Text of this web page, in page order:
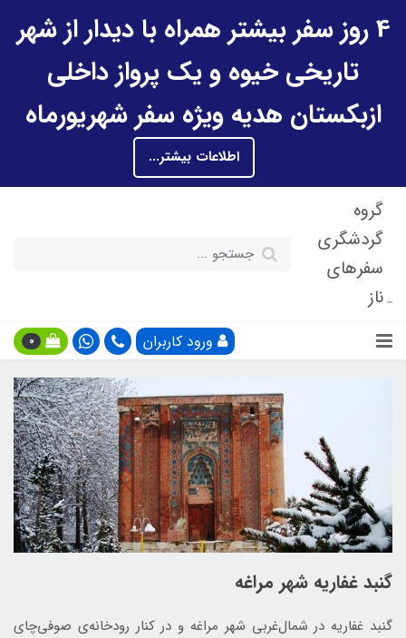
4 روز سفر بیشتر همراه با دیدار از شهر
تاریخی خیوه و یک پرواز داخلی
ازبکستان هدیه ویژه سفر شهریورماه
اطلاعات بیشتر...
گروه
گردشگری
سفرهای
ناز
ورود کاربران 0
گنبد غفاریه شهر مراغه
گنبد غفاریه در شمال‌غربی شهر مراغه و در کنار رودخانه‌ی صوفی‌چای